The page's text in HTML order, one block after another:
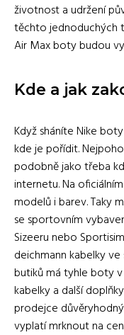
životnost a udržení
těchto jednoduchých
Air Max boty budou
Kde a jak
Když sháníte Nike
kde je pořídit.
podobně jako třeba
internetu. Na
modelů i barev. Taky
se sportovním
Sizeeru nebo
deichmann kabelky
butiků má tyhle boty
kabelky a další
prodejce
vyplatí mrknout na